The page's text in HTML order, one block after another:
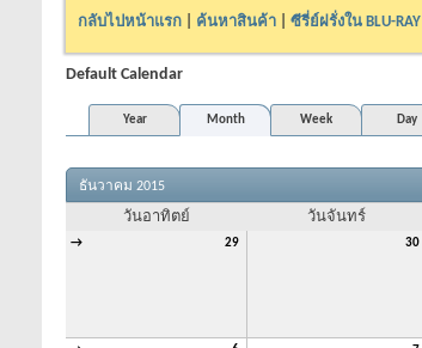
กลับไปหน้าแรก ค้นหาสินค้า ซีรี่ย์ฝรั่งใน BLU-RAY
Default Calendar
Year
Month Week Day
ธันวาคม 2015
วันอาทิตย์ วันจันทร์
→ 29 30